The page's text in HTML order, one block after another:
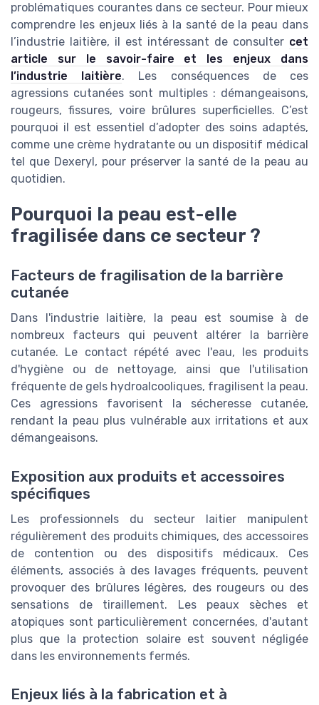
problématiques courantes dans ce secteur. Pour mieux
comprendre les enjeux liés à la santé de la peau dans
l’industrie laitière, il est intéressant de consulter cet
article sur le savoir-faire et les enjeux dans
l’industrie laitière. Les conséquences de ces
agressions cutanées sont multiples : démangeaisons,
rougeurs, fissures, voire brûlures superficielles. C’est
pourquoi il est essentiel d’adopter des soins adaptés,
comme une crème hydratante ou un dispositif médical
tel que Dexeryl, pour préserver la santé de la peau au
quotidien.
Pourquoi la peau est-elle
fragilisée dans ce secteur ?
Facteurs de fragilisation de la barrière
cutanée
Dans l'industrie laitière, la peau est soumise à de
nombreux facteurs qui peuvent altérer la barrière
cutanée. Le contact répété avec l'eau, les produits
d'hygiène ou de nettoyage, ainsi que l'utilisation
fréquente de gels hydroalcooliques, fragilisent la peau.
Ces agressions favorisent la sécheresse cutanée,
rendant la peau plus vulnérable aux irritations et aux
démangeaisons.
Exposition aux produits et accessoires
spécifiques
Les professionnels du secteur laitier manipulent
régulièrement des produits chimiques, des accessoires
de contention ou des dispositifs médicaux. Ces
éléments, associés à des lavages fréquents, peuvent
provoquer des brûlures légères, des rougeurs ou des
sensations de tiraillement. Les peaux sèches et
atopiques sont particulièrement concernées, d'autant
plus que la protection solaire est souvent négligée
dans les environnements fermés.
Enjeux liés à la fabrication et à